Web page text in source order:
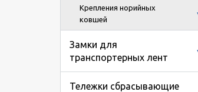
Крепления норийных
ковшей
Замки для
транспортерных лент
Тележки сбрасывающие